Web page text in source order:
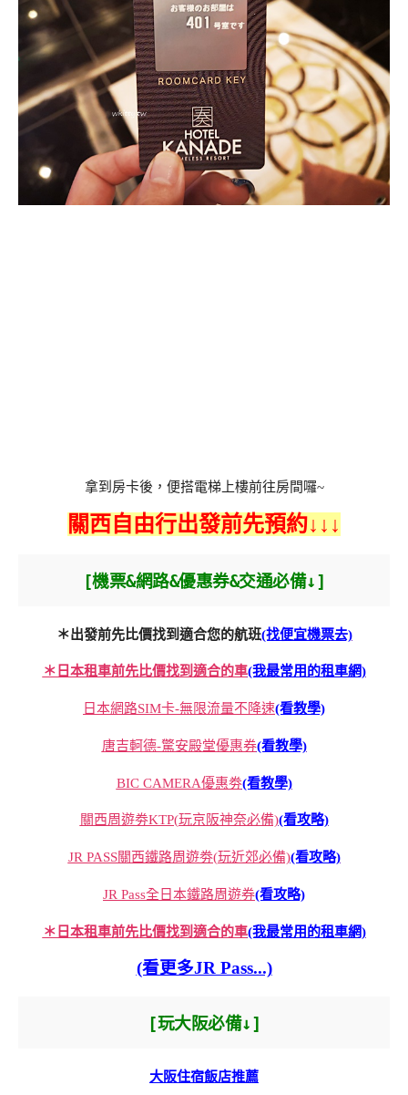
拿到房卡後，便搭電梯上樓前往房間囉~
關西自由行出發前先預約↓↓↓
[機票&網路&優惠券&交通必備↓]
＊出發前先比價找到適合您的航班(找便宜機票去)
＊日本租車前先比價找到適合的車(我最常用的租車網)
日本網路SIM卡-無限流量不降速(看教學)
唐吉軻德-驚安殿堂優惠券(看教學)
BIC CAMERA優惠劵(看教學)
關西周遊劵KTP(玩京阪神奈必備)(看攻略)
JR PASS關西鐵路周遊劵(玩近郊必備)(看攻略)
JR Pass全日本鐵路周遊券(看攻略)
＊日本租車前先比價找到適合的車(我最常用的租車網)
(看更多JR Pass...)
[玩大阪必備↓]
大阪住宿飯店推薦